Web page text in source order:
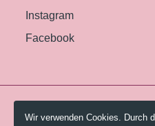
Instagram
Facebook
© 2026 Pestalozzi-
Wir verwenden Cookies. Durch